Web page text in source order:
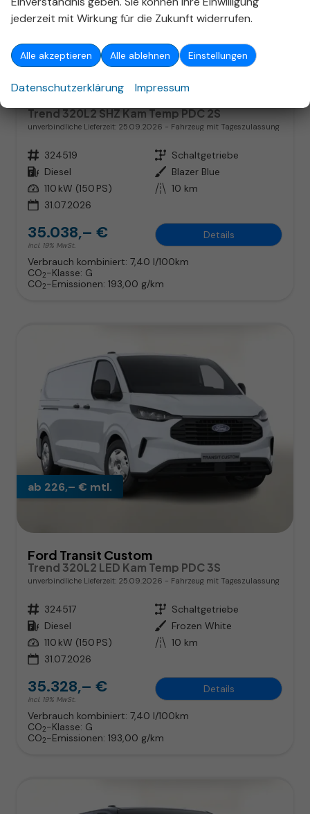
Trend 320L2 SHZ Kam Temp PDC 2S
unverbindliche Lieferzeit: 25.09.2026 Fahrzeug mit Tageszulassung
Fahrzeugnr. 324519 Getriebe Schaltgetriebe
Kraftstoff Diesel Außenfarbe Blazer Blue
Leistung 110 kW (150 PS) Kilometerstand 10 km
31.07.2026
35.038,– €
incl. 19% MwSt.
Details
Verbrauch kombiniert: 7,40 l/100km
CO2-Klasse: G
CO2-Emissionen: 193,00 g/km
ab 226,– € mtl.
Ford Transit Custom
Trend 320L2 LED Kam Temp PDC 3S
unverbindliche Lieferzeit: 25.09.2026 Fahrzeug mit Tageszulassung
Fahrzeugnr. 324517 Getriebe Schaltgetriebe
Kraftstoff Diesel Außenfarbe Frozen White
Leistung 110 kW (150 PS) Kilometerstand 10 km
31.07.2026
35.328,– €
incl. 19% MwSt.
Details
Verbrauch kombiniert: 7,40 l/100km
CO2-Klasse: G
CO2-Emissionen: 193,00 g/km
jederzeit mit Wirkung für die Zukunft widerrufen.
Alle akzeptieren Alle ablehnen Einstellungen
Datenschutzerklärung Impressum